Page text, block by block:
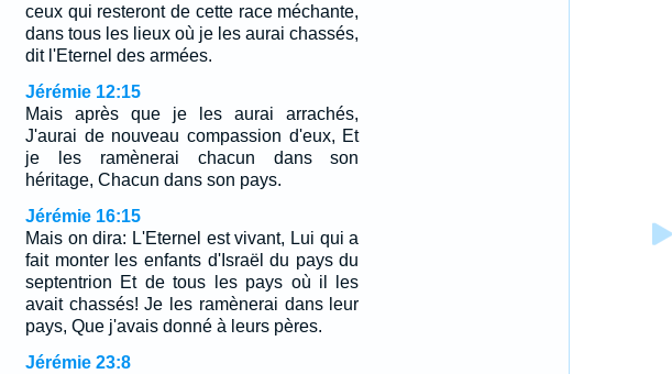
ceux qui resteront de cette race méchante,
dans tous les lieux où je les aurai chassés,
dit l'Eternel des armées.
Jérémie 12:15
Mais après que je les aurai arrachés,
J'aurai de nouveau compassion d'eux, Et
je les ramènerai chacun dans son
héritage, Chacun dans son pays.
Jérémie 16:15
Mais on dira: L'Eternel est vivant, Lui qui a
fait monter les enfants d'Israël du pays du
septentrion Et de tous les pays où il les
avait chassés! Je les ramènerai dans leur
pays, Que j'avais donné à leurs pères.
Jérémie 23:8